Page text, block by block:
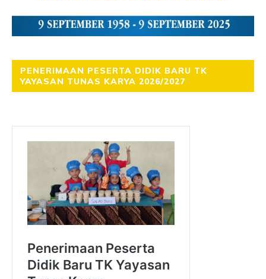
PENERIMAAN PESERTA DIDIK BARU TK
YAYASAN TUNAS KARYA 2026/2027